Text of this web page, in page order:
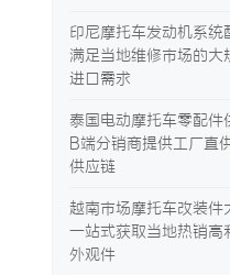
印尼摩托车发动机系统
满足当地维修市场的大
进口需求
泰国电动摩托车零配件
B端分销商提供工厂直
供应链
越南市场摩托车改装件
一站式获取当地热销高
外观件